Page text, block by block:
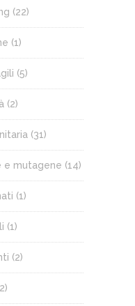
(22)
(1)
(5)
(2)
(31)
e mutagene (14)
(1)
(1)
(2)